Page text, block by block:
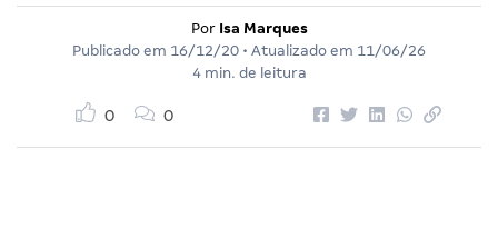
Por Isa Marques
Publicado em 16/12/20 • Atualizado em 11/06/26
4 min. de leitura
0 0